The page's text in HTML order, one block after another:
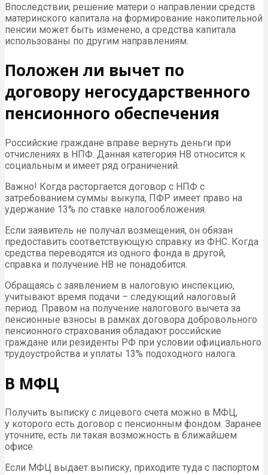
Впоследствии, решение матери о направлении средств
материнского капитала на формирование накопительной
пенсии может быть изменено, а средства капитала
использованы по другим направлениям.
Положен ли вычет по
договору негосударственного
пенсионного обеспечения
Российские граждане вправе вернуть деньги при
отчислениях в НПФ. Данная категория НВ относится к
социальным и имеет ряд ограничений.
Важно! Когда расторгается договор с НПФ с
затребованием суммы выкупа, ПФР имеет право на
удержание 13% по ставке налогообложения.
Если заявитель не получал возмещения, он обязан
предоставить соответствующую справку из ФНС. Когда
средства переводятся из одного фонда в другой,
справка и получение НВ не понадобится.
Обращаясь с заявлением в налоговую инспекцию,
учитывают время подачи – следующий налоговый
период. Правом на получение налогового вычета за
пенсионные взносы в рамках договора добровольного
пенсионного страхования обладают российские
граждане или резиденты РФ при условии официального
трудоустройства и уплаты 13% подоходного налога.
В МФЦ
Получить выписку с лицевого счета можно в МФЦ,
у которого есть договор с пенсионным фондом. Заранее
уточните, есть ли такая возможность в ближайшем
офисе.
Если МФЦ выдает выписку, приходите туда с паспортом